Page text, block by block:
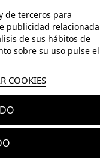
de terceros para
publicidad relacionada
de sus hábitos de
sobre su uso pulse el
COOKIES